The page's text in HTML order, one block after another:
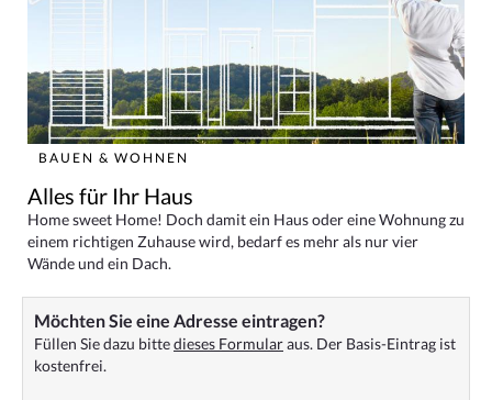
BAUEN & WOHNEN
Alles für Ihr Haus
Home sweet Home! Doch damit ein Haus oder eine Wohnung zu
einem richtigen Zuhause wird, bedarf es mehr als nur vier
Wände und ein Dach.
Möchten Sie eine Adresse eintragen?
Füllen Sie dazu bittedieses Formularaus. Der Basis-Eintrag ist
kostenfrei.